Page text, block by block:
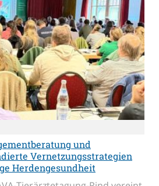
und
Vernetzungsstrategien
Herdengesundheit